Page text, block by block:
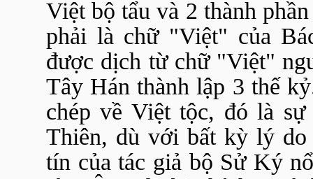
Việt bộ tẩu và 2 thành
phải là chữ "Việt" của
được dịch từ chữ "Việt"
Tây Hán thành lập 3 thế
chép về Việt tộc, đó là
Thiên, dù với bất kỳ lý do
tín của tác giả bộ Sử Ký